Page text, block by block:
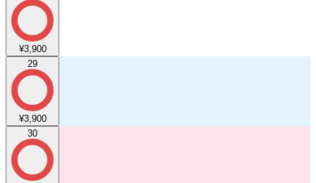
¥3,900
29
¥3,900
30